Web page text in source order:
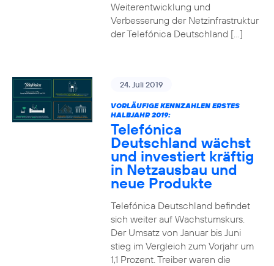
Weiterentwicklung und
Verbesserung der Netzinfrastruktur
der Telefónica Deutschland […]
24. Juli 2019
VORLÄUFIGE KENNZAHLEN ERSTES
HALBJAHR 2019:
Telefónica
Deutschland wächst
und investiert kräftig
in Netzausbau und
neue Produkte
Telefónica Deutschland befindet
sich weiter auf Wachstumskurs.
Der Umsatz von Januar bis Juni
stieg im Vergleich zum Vorjahr um
1,1 Prozent. Treiber waren die